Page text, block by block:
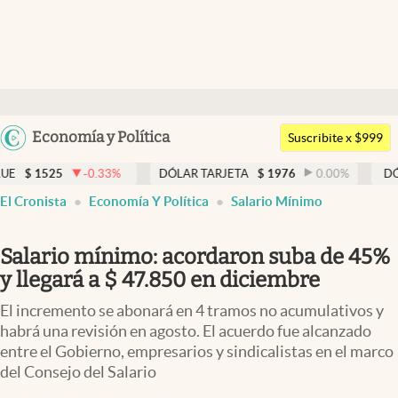
Argentina
Uruguay
Economía y Política
Members
Economía y Política
Finanzas y Mercados
Negocios
Columnistas
Otras secciones
Apertura
Suscribite x $999
% DÓLAR TARJETA $ 1976 0.00% DÓLAR MEP
El Cronista Economía Y Política Salario Mínimo
Salario mínimo: acordaron suba de 45%
y llegará a $ 47.850 en diciembre
El incremento se abonará en 4 tramos no acumulativos y
habrá una revisión en agosto. El acuerdo fue alcanzado
entre el Gobierno, empresarios y sindicalistas en el marco
del Consejo del Salario